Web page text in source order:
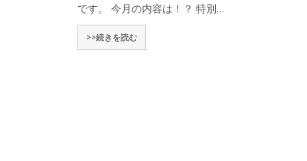
です。 今月の内容は！？ 特別…
>>続きを読む